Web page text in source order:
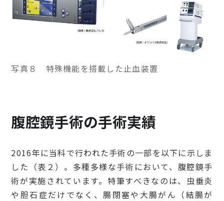
写真８ 特殊機能を搭載した止血装置
腹腔鏡手術の手術実績
2016年に当科で行われた手術の一部を以下に示しま
した（表２）。多種多様な手術において、腹腔鏡手
術が実施されています。特筆すべきなのは、虫垂炎
や胆石症だけでなく、腸閉塞や大腸がん（結腸が